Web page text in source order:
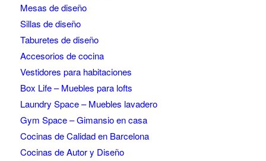
Mesas de diseño
Sillas de diseño
Taburetes de diseño
Accesorios de cocina
Vestidores para habitaciones
Box Life – Muebles para lofts
Laundry Space – Muebles lavadero
Gym Space – Gimansio en casa
Cocinas de Calidad en Barcelona
Cocinas de Autor y Diseño